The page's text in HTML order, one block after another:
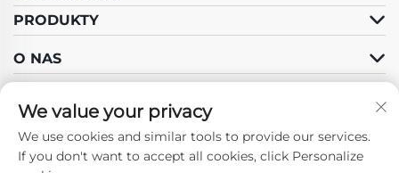
PRODUKTY
O NAS
Śledź Nas
We value your privacy
We use cookies and similar tools to provide our services.
If you don't want to accept all cookies, click Personalize